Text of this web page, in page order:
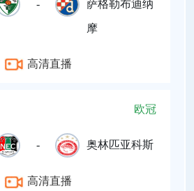
- 萨格勒布迪纳
摩
高清直播
欧冠
- 奥林匹亚科斯
高清直播